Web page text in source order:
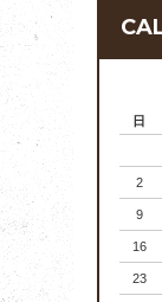
日
2
9
16
23